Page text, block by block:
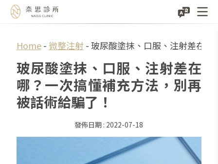
content
Home- 微整注射 -玻尿酸塗抹、口服、注射差在
玻尿酸塗抹、口服、注射差在
哪？一次搞懂補充方法，別再
被話術給騙了！
2022-07-18